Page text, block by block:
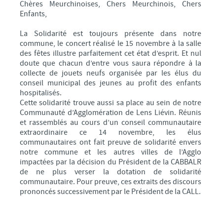
Chères Meurchinoises, Chers Meurchinois, Chers
Enfants,
La Solidarité est toujours présente dans notre
commune, le concert réalisé le 15 novembre à la salle
des fêtes illustre parfaitement cet état d’esprit. Et nul
doute que chacun d’entre vous saura répondre à la
collecte de jouets neufs organisée par les élus du
conseil municipal des jeunes au profit des enfants
hospitalisés.
Cette solidarité trouve aussi sa place au sein de notre
Communauté d’Agglomération de Lens Liévin. Réunis
et rassemblés au cours d’un conseil communautaire
extraordinaire ce 14 novembre, les élus
communautaires ont fait preuve de solidarité envers
notre commune et les autres villes de l’Agglo
impactées par la décision du Président de la CABBALR
de ne plus verser la dotation de solidarité
communautaire. Pour preuve, ces extraits des discours
prononcés successivement par le Président de la CALL.